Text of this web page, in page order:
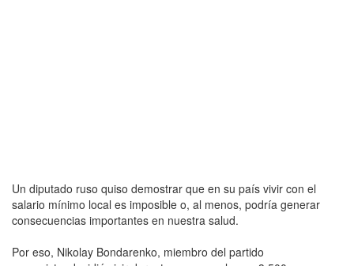
Un diputado ruso quiso demostrar que en su país vivir con el
salario mínimo local es imposible o, al menos, podría generar
consecuencias importantes en nuestra salud.
Por eso, Nikolay Bondarenko, miembro del partido